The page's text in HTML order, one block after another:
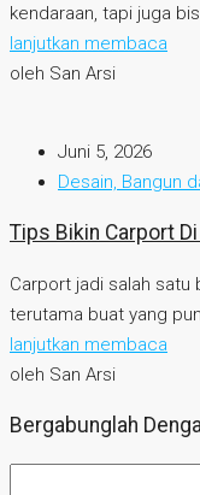
kendaraan, tapi juga
lanjutkan membaca
oleh San Arsi
Juni 5, 2026
Desain, Bangun
Tips Bikin Carport
Carport jadi salah satu
terutama buat yang
lanjutkan membaca
oleh San Arsi
Bergabunglah